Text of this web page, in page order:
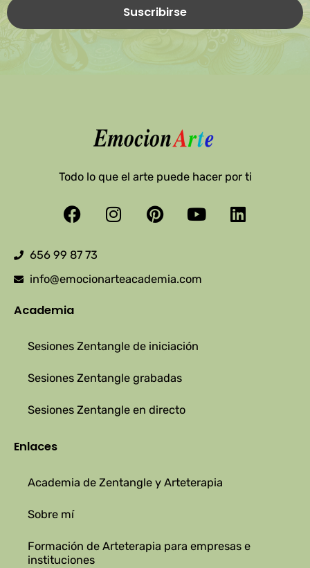
Todo lo que el arte puede hacer por ti
FacebookInstagram
PinterestYoutubeLinkedin
656 99 87 73
info@emocionarteacademia.com
Academia
Sesiones Zentangle de iniciación
Sesiones Zentangle grabadas
Sesiones Zentangle en directo
Enlaces
Academia de Zentangle y Arteterapia
Sobre mí
Formación de Arteterapia para empresas e
instituciones